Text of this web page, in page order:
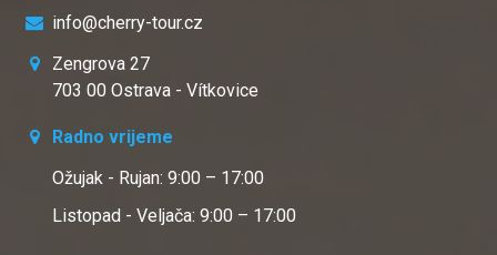
info@cherry-tour.cz
Zengrova 27
703 00 Ostrava - Vítkovice
Radno vrijeme
Ožujak - Rujan: 9:00 – 17:00
Listopad - Veljača: 9:00 – 17:00